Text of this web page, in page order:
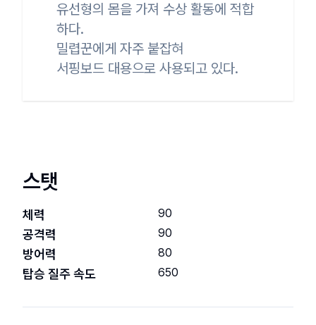
유선형의 몸을 가져 수상 활동에 적합
하다.
밀렵꾼에게 자주 붙잡혀
서핑보드 대용으로 사용되고 있다.
스탯
체력 90
공격력 90
방어력 80
탑승 질주 속도 650